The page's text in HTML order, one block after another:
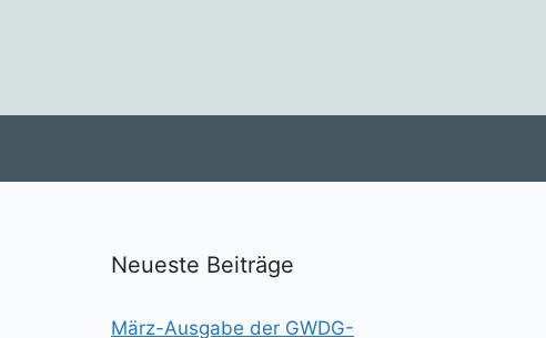
Neueste Beiträge
März-Ausgabe der GWDG-